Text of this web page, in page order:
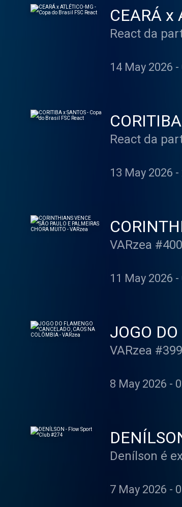
CEARÁ x
React da
14 May 2026 -
React da
13 May 2026 -
VARzea
VARzea #400
11 May 2026 -
JOGO
VARzea #399
8 May 2026 -
Denílson é
7 May 2026 -